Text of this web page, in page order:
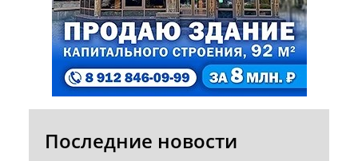
Последние новости